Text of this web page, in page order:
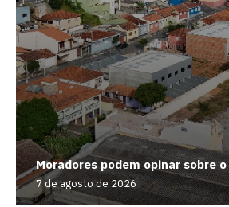
Moradores podem opinar sobre
7 de agosto de 2026